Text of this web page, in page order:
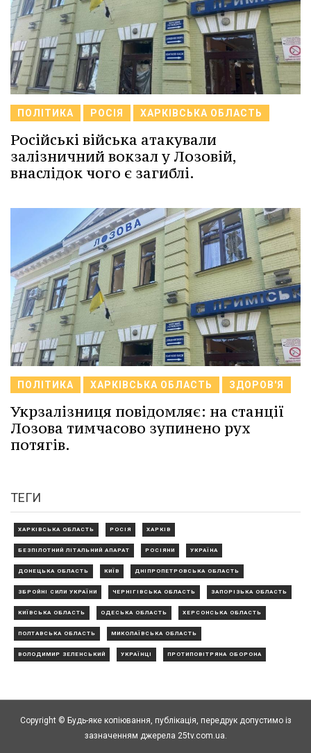
ПОЛІТИКА РОСІЯ ХАРКІВСЬКА ОБЛАСТЬ
Російські війська атакували
залізничний вокзал у Лозовій,
внаслідок чого є загиблі.
ПОЛІТИКА ХАРКІВСЬКА ОБЛАСТЬ ЗДОРОВ'Я
Укрзалізниця повідомляє: на станції
Лозова тимчасово зупинено рух
потягів.
ТЕГИ
ХАРКІВСЬКА ОБЛАСТЬ РОСІЯ ХАРКІВ
БЕЗПІЛОТНИЙ ЛІТАЛЬНИЙ АПАРАТ РОСІЯНИ УКРАЇНА
ДОНЕЦЬКА ОБЛАСТЬ КИЇВ ДНІПРОПЕТРОВСЬКА ОБЛАСТЬ
ЗБРОЙНІ СИЛИ УКРАЇНИ ЧЕРНІГІВСЬКА ОБЛАСТЬ ЗАПОРІЗЬКА ОБЛАСТЬ
КИЇВСЬКА ОБЛАСТЬ ОДЕСЬКА ОБЛАСТЬ ХЕРСОНСЬКА ОБЛАСТЬ
ПОЛТАВСЬКА ОБЛАСТЬ МИКОЛАЇВСЬКА ОБЛАСТЬ
ВОЛОДИМИР ЗЕЛЕНСЬКИЙ УКРАЇНЦІ ПРОТИПОВІТРЯНА ОБОРОНА
Copyright © Будь-яке копiювання, публiкацiя, передрук допустимо із
зазначенням джерела 25tv.com.ua.